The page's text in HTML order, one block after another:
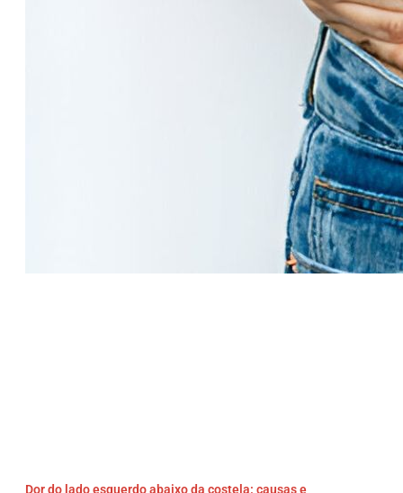
Dor do lado esquerdo abaixo da costela: causas e